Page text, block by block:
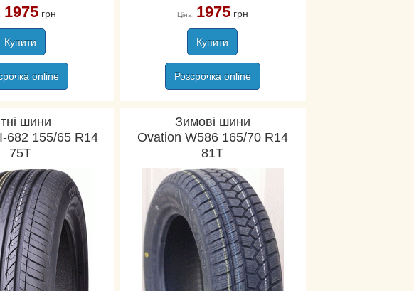
1975грн
Купити
online
Ціна: 1975грн
Купити
Розсрочка online
шини
682 155/65 R14
75T
Зимові шини
Ovation W586 165/70 R14
81T